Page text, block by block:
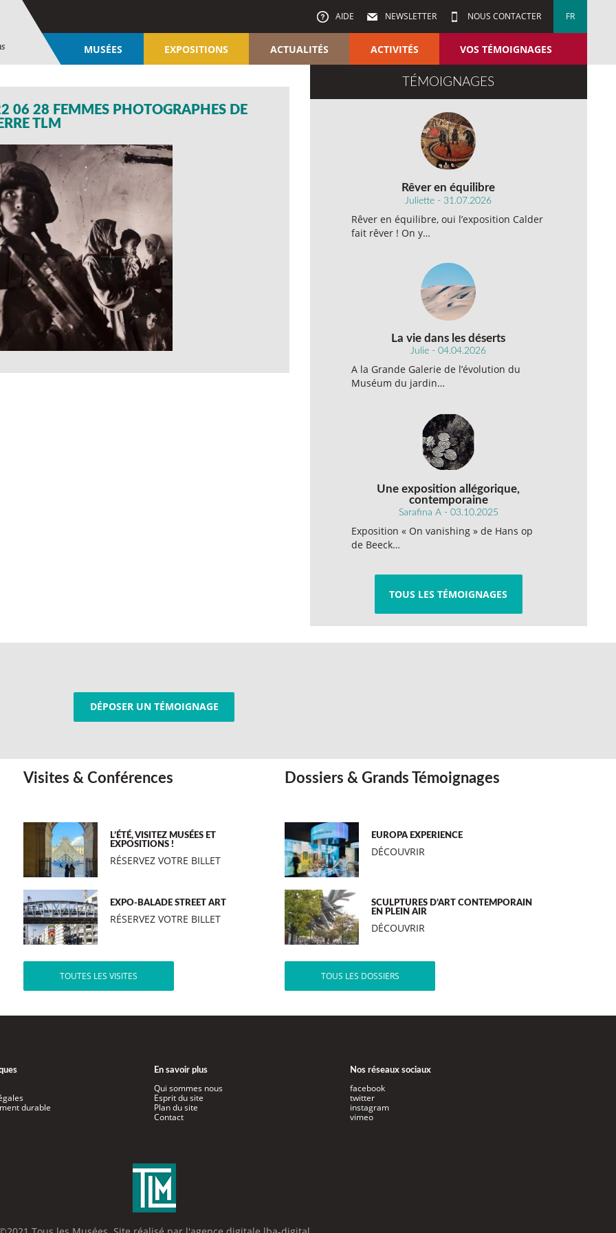
AIDE NEWSLETTER NOUS CONTACTER FR
MUSÉES EXPOSITIONS ACTUALITÉS ACTIVITÉS VOS TÉMOIGNAGES
06 28 FEMMES PHOTOGRAPHES DE
TLM
TÉMOIGNAGES
Rêver en équilibre
Juliette - 31.07.2026
Rêver en équilibre, oui l’exposition Calder
fait rêver ! On y…
La vie dans les déserts
Julie - 04.04.2026
A la Grande Galerie de l’évolution du
Muséum du jardin…
Une exposition allégorique,
contemporaine
Sarafina A - 03.10.2025
Exposition « On vanishing » de Hans op
de Beeck…
TOUS LES TÉMOIGNAGES
DÉPOSER UN TÉMOIGNAGE
Visites & Conférences
L’ÉTÉ, VISITEZ MUSÉES ET
EXPOSITIONS !
RÉSERVEZ VOTRE BILLET
EXPO-BALADE STREET ART
RÉSERVEZ VOTRE BILLET
TOUTES LES VISITES
Dossiers & Grands Témoignages
EUROPA EXPERIENCE
DÉCOUVRIR
SCULPTURES D’ART CONTEMPORAIN
EN PLEIN AIR
DÉCOUVRIR
TOUS LES DOSSIERS
durable
En savoir plus
Qui sommes nous
Esprit du site
Plan du site
Contact
Nos réseaux sociaux
facebook
twitter
instagram
vimeo